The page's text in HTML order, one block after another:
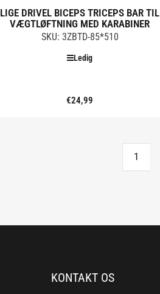
LIGE DRIVEL BICEPS TRICEPS BAR TIL
VÆGTLØFTNING MED KARABINER
SKU: 3ZBTD-85*510
Ledig
Standard
€24,99
1
KONTAKT OS